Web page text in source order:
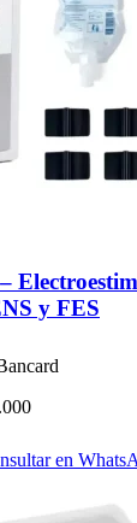
y FES
en